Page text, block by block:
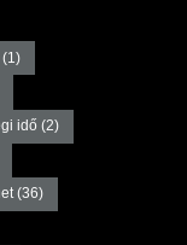
idő (2)
(36)